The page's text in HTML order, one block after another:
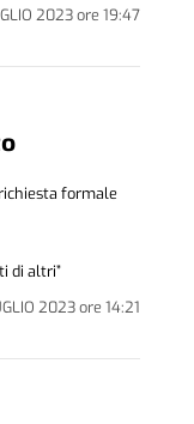
2023ore 19:47
2023ore 14:21
formale
di altri”